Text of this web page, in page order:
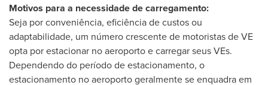
Motivos para a necessidade de carregamento:
Seja por conveniência, eficiência de custos ou
adaptabilidade, um número crescente de motoristas de VE
opta por estacionar no aeroporto e carregar seus VEs.
Dependendo do período de estacionamento, o
estacionamento no aeroporto geralmente se enquadra em